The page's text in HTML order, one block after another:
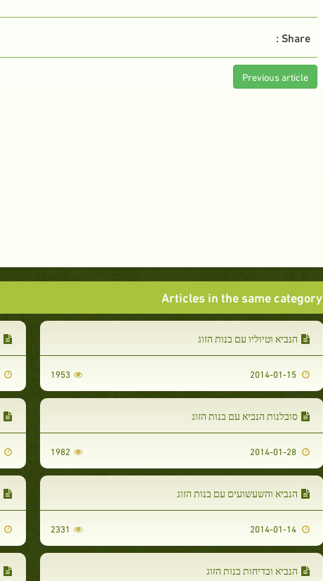
Share :
Previous article
Articles in the same category
הנביא וטיוליו עם בנות הזוג
2014-01-15
1953
סובלנות הנביא עם בנות הזוג
2014-01-28
1982
הנביא והשעשועים עם בנות הזוג
2014-01-14
2331
הנביא ובדיחות בנות הזוג